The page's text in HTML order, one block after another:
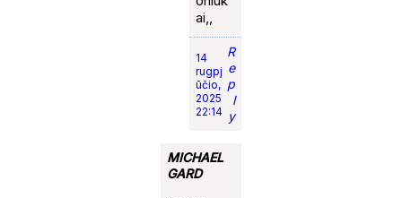
ai,,
14
rugpj
ūčio,
2025
22:14
R
e
p
l
y
MICHAEL
GARD